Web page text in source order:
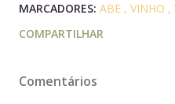
MARCADORES: ABE VINHO
COMPARTILHAR
Comentários